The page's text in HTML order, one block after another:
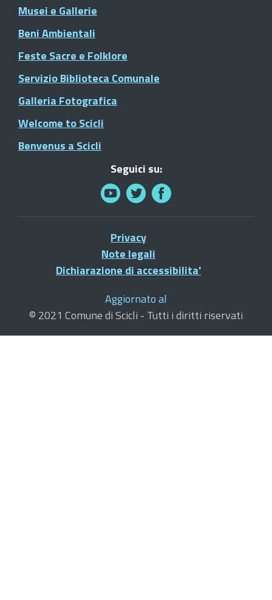
Musei e Gallerie
Beni Ambientali
Feste Sacre e Folklore
Servizio Biblioteca Comunale
Galleria Fotografica
Welcome to Scicli
Benvenus a Scicli
Seguici su:
Privacy
Note legali
Dichiarazione di accessibilita'
Aggiornato al
© 2021 Comune di Scicli - Tutti i diritti riservati